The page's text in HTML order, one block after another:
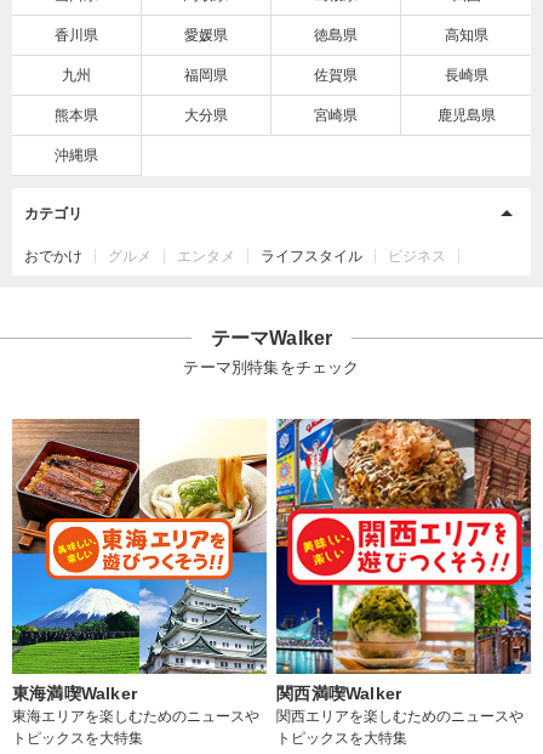
香川県 愛媛県 徳島県 高知県
九州 福岡県 佐賀県 長崎県
熊本県 大分県 宮崎県 鹿児島県
沖縄県
カテゴリ
おでかけ グルメ エンタメ ライフスタイル ビジネス
テーマWalker
テーマ別特集をチェック
東海満喫Walker
東海エリアを楽しむためのニュースや
トピックスを大特集
関西満喫Walker
関西エリアを楽しむためのニュースや
トピックスを大特集